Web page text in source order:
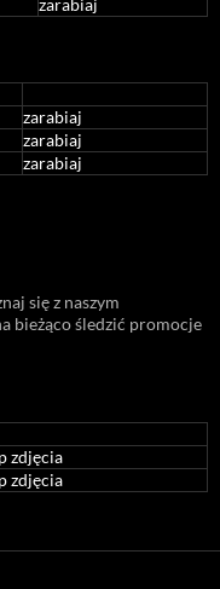
zarabiaj
zarabiaj
zarabiaj
zarabiaj
się z naszym
bieżąco śledzić promocje
zdjęcia
zdjęcia